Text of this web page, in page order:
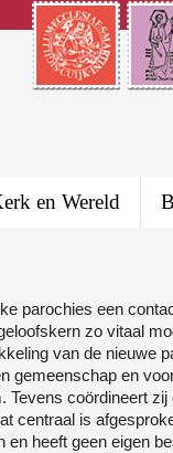
en Wereld
parochies een
zo vitaal
van de nieuwe
gemeenschap en
Tevens coördineert zij
centraal is
heeft geen eigen